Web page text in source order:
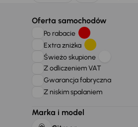
Oferta samochodów
Po rabacie
Extra zniżka
Świeżo skupione
Z odliczeniem VAT
Gwarancja fabryczna
Z niskim spalaniem
Marka i model